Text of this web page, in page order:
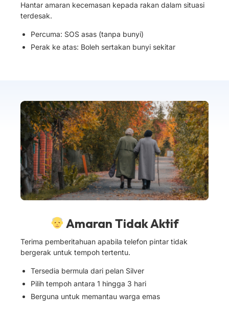
Hantar amaran kecemasan kepada rakan dalam situasi
terdesak.
Percuma: SOS asas (tanpa bunyi)
Perak ke atas: Boleh sertakan bunyi sekitar
Amaran Tidak Aktif
Terima pemberitahuan apabila telefon pintar tidak
bergerak untuk tempoh tertentu.
Tersedia bermula dari pelan Silver
Pilih tempoh antara 1 hingga 3 hari
Berguna untuk memantau warga emas